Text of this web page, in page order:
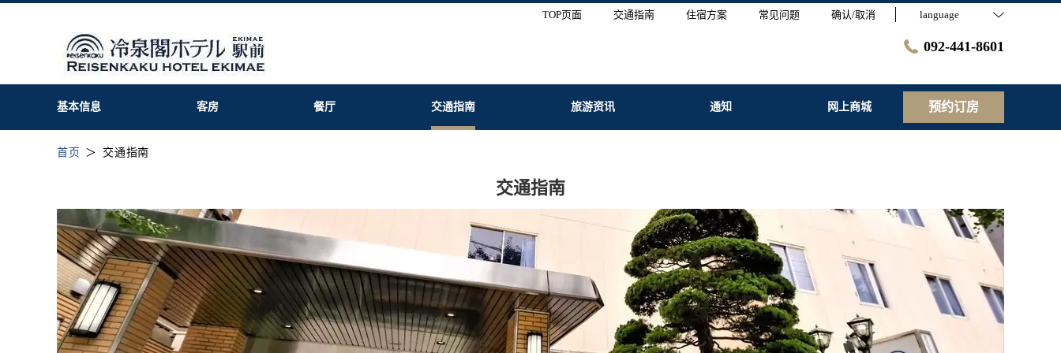
TOP页面 交通指南 住宿方案 常见问题 确认/取消 language
092-441-8601
基本信息 客房 餐厅 交通指南 旅游资讯 通知 网上商城 预约订房
首页 交通指南
交通指南